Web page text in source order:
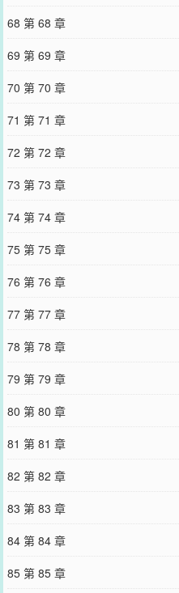
68 第 68 章
69 第 69 章
70 第 70 章
71 第 71 章
72 第 72 章
73 第 73 章
74 第 74 章
75 第 75 章
76 第 76 章
77 第 77 章
78 第 78 章
79 第 79 章
80 第 80 章
81 第 81 章
82 第 82 章
83 第 83 章
84 第 84 章
85 第 85 章